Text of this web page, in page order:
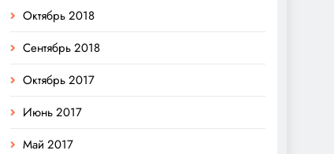
Октябрь 2018
Сентябрь 2018
Октябрь 2017
Июнь 2017
Май 2017